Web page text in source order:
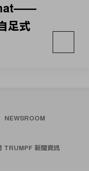
足式
NEWSROOM
TRUMPF 新聞資訊